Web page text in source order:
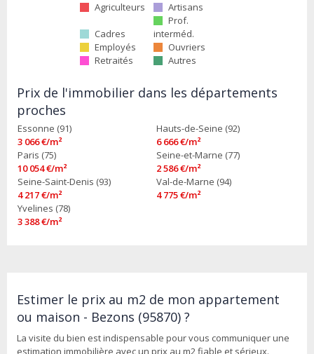
Agriculteurs Artisans
Cadres
Prof.
interméd.
Employés
Ouvriers
Retraités
Autres
Prix de l'immobilier dans les départements
proches
Essonne (91)
3 066 €/m²
Hauts-de-Seine (92)
6 666 €/m²
Paris (75)
10 054 €/m²
Seine-et-Marne (77)
2 586 €/m²
Seine-Saint-Denis (93)
4 217 €/m²
Val-de-Marne (94)
4 775 €/m²
Yvelines (78)
3 388 €/m²
Estimer le prix au m2 de mon appartement
ou maison - Bezons (95870) ?
La visite du bien est indispensable pour vous communiquer une
estimation immobilière avec un prix au m2 fiable et sérieux.